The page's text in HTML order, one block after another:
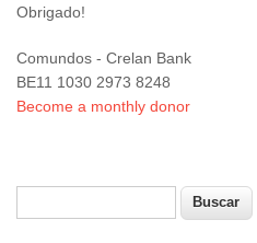
Obrigado!
Comundos - Crelan Bank
BE11 1030 2973 8248
Become a monthly donor
Formulário de busca